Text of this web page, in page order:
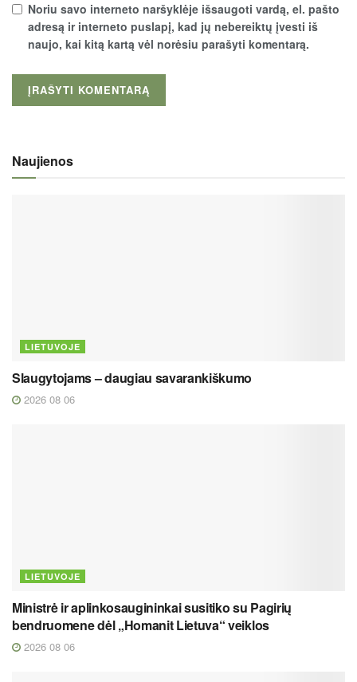
Noriu savo interneto naršyklėje išsaugoti vardą, el. pašto
adresą ir interneto puslapį, kad jų nebereiktų įvesti iš
naujo, kai kitą kartą vėl norėsiu parašyti komentarą.
Naujienos
LIETUVOJE
Slaugytojams – daugiau savarankiškumo
2026 08 06
LIETUVOJE
Ministrė ir aplinkosaugininkai susitiko su Pagirių
bendruomene dėl „Homanit Lietuva“ veiklos
2026 08 06